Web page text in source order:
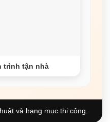
trình tận nhà
và hạng mục thi công.